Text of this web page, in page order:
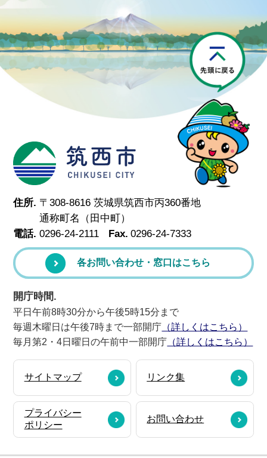
筑西市
住所. 〒308-8616 茨城県筑西市丙360番地
通称町名（田中町）
電話. 0296-24-2111 Fax. 0296-24-7333
各お問い合わせ・窓口はこちら
開庁時間.
平日午前8時30分から午後5時15分まで
毎週木曜日は午後7時まで一部開庁 （詳しくはこちら）
毎月第2・4日曜日の午前中一部開庁 （詳しくはこちら）
サイトマップ リンク集
プライバシー
ポリシー
お問い合わせ